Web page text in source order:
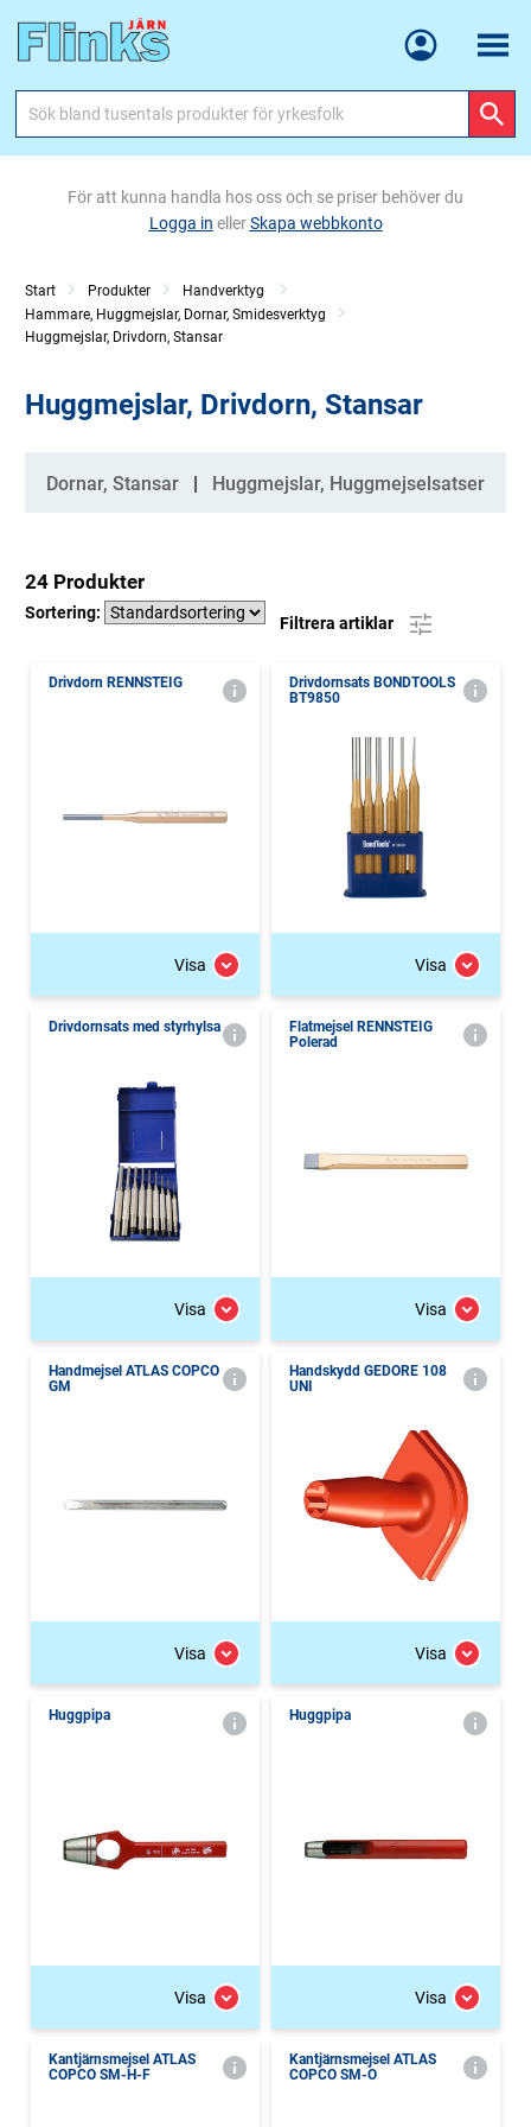
Meny
För att kunna handla hos oss och se priser behöver du
Logga in ellerSkapa webbkonto
Start Produkter
Handverktyg
Hammare, Huggmejslar, Dornar, Smidesverktyg
Huggmejslar, Drivdorn, Stansar
Huggmejslar, Drivdorn, Stansar
Kategorier
Dornar, Stansar Huggmejslar, Huggmejselsatser
24 Produkter
Sortering:
Filtrera artiklar
Drivdorn RENNSTEIG
Visa
Drivdornsats BONDTOOLS
BT9850
Visa
Drivdornsats med styrhylsa
Visa
Flatmejsel RENNSTEIG
Polerad
Visa
Handmejsel ATLAS COPCO
GM
Visa
Handskydd GEDORE 108
UNI
Visa
Huggpipa
Visa
Huggpipa
Visa
Kantjärnsmejsel ATLAS
COPCO SM-H-F
Kantjärnsmejsel ATLAS
COPCO SM-O